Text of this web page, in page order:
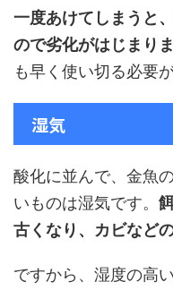
一度あけてしまうと
ので劣化がはじまり
も早く使い切る必要
湿気
酸化に並んで、金魚
いものは湿気です。
古くなり、カビなど
ですから、湿度の高